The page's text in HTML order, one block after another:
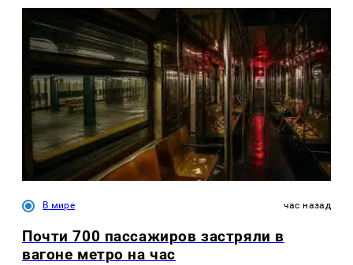
В мире час назад
Почти 700 пассажиров застряли в
вагоне метро на час